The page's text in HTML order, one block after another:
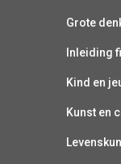
Grote
Inleiding
Kind en
Kunst en